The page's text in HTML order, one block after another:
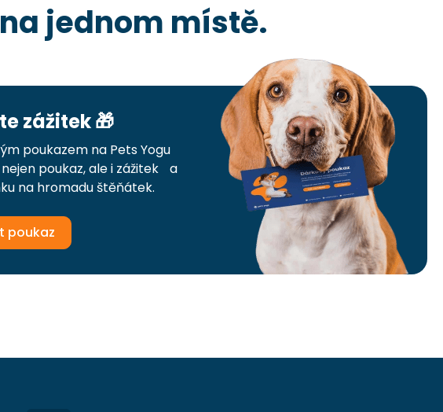
jednom místě.
zážitek 🎁
poukazem na Pets Yogu
poukaz, ale i zážitek a
na hromadu štěňátek.
poukaz